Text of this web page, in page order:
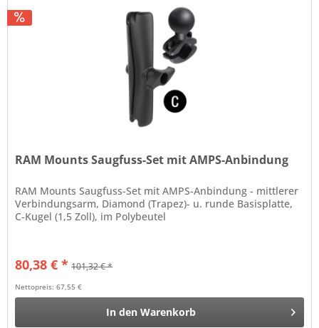
RAM Mounts Saugfuss-Set mit AMPS-Anbindung
RAM Mounts Saugfuss-Set mit AMPS-Anbindung - mittlerer
Verbindungsarm, Diamond (Trapez)- u. runde Basisplatte,
C-Kugel (1,5 Zoll), im Polybeutel
80,38 € * 101,32 € *
Nettopreis: 67,55 €
In den Warenkorb